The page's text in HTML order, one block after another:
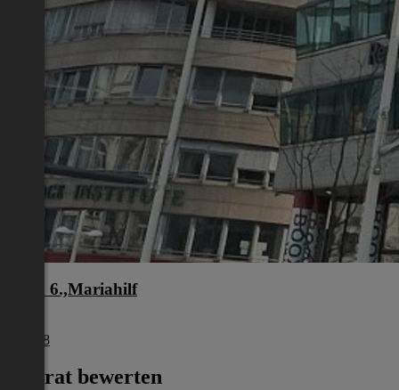
Wien 6.,Mariahilf
€ 5.918
Inserat bewerten